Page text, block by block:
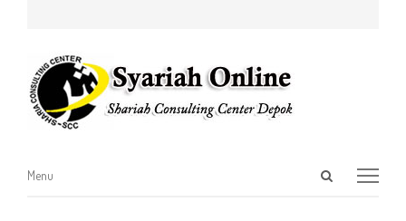
Open
Menu
Menu